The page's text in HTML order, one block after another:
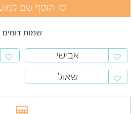
שמות דומים
אבישי
שאול